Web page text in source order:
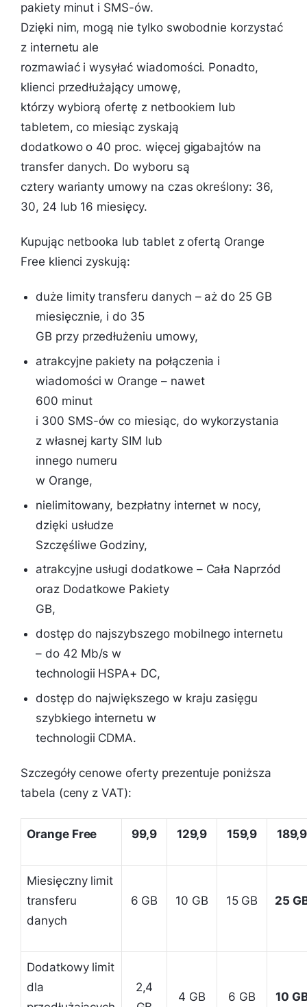
pakiety minut i SMS-ów.
Dzięki nim, mogą nie tylko swobodnie korzystać
z internetu ale
rozmawiać i wysyłać wiadomości. Ponadto,
klienci przedłużający umowę,
którzy wybiorą ofertę z netbookiem lub
tabletem, co miesiąc zyskają
dodatkowo o 40 proc. więcej gigabajtów na
transfer danych. Do wyboru są
cztery warianty umowy na czas określony: 36,
30, 24 lub 16 miesięcy.
Kupując netbooka lub tablet z ofertą Orange
Free klienci zyskują:
duże limity transferu danych – aż do 25 GB
miesięcznie, i do 35
GB przy przedłużeniu umowy,
atrakcyjne pakiety na połączenia i
wiadomości w Orange – nawet
600 minut
i 300 SMS-ów co miesiąc, do wykorzystania
z własnej karty SIM lub
innego numeru
w Orange,
nielimitowany, bezpłatny internet w nocy,
dzięki usłudze
Szczęśliwe Godziny,
atrakcyjne usługi dodatkowe – Cała Naprzód
oraz Dodatkowe Pakiety
GB,
dostęp do najszybszego mobilnego internetu
– do 42 Mb/s w
technologii HSPA+ DC,
dostęp do największego w kraju zasięgu
szybkiego internetu w
technologii CDMA.
Szczegóły cenowe oferty prezentuje poniższa
tabela (ceny z VAT):
Orange Free 99,9 129,9 159,9 189,9
Miesięczny limit
transferu
danych
6 GB 10 GB 15 GB 25
Dodatkowy limit
dla
2,4
4 GB 6 GB 10